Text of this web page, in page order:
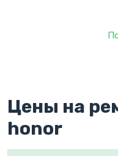
Цены на
honor